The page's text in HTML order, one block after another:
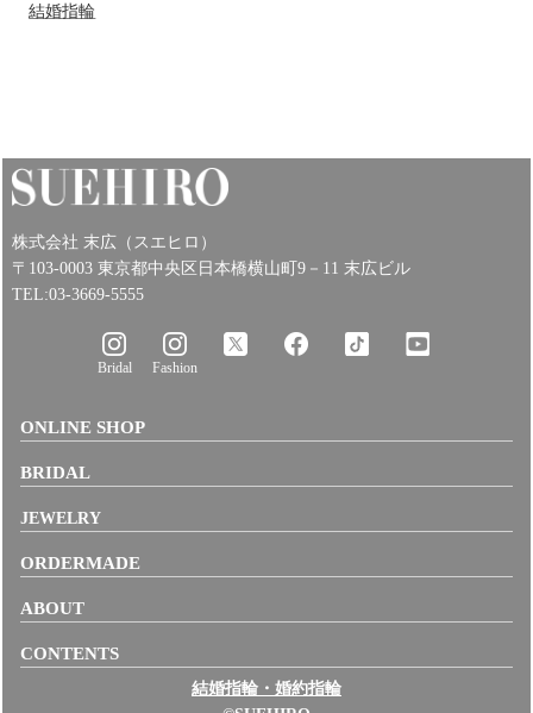
結婚指輪
株式会社 末広（スエヒロ）
〒103-0003 東京都中央区日本橋横山町9－11 末広ビル
TEL:03-3669-5555
Bridal Fashion
ONLINE SHOP
BRIDAL
JEWELRY
ORDERMADE
ABOUT
CONTENTS
結婚指輪・婚約指輪